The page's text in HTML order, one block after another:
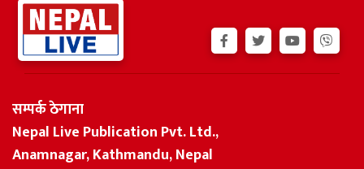
सम्पर्क ठेगाना
Nepal Live Publication Pvt. Ltd.,
Anamnagar, Kathmandu, Nepal